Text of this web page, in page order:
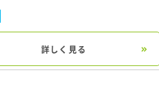
詳しく見る